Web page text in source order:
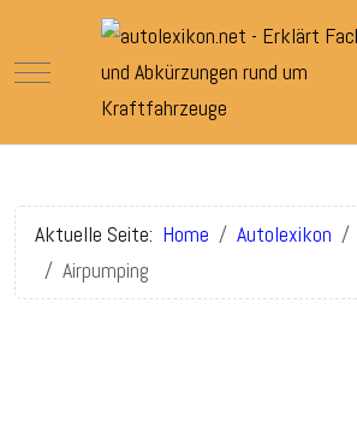
Mobile Menu Toggle
Aktuelle Seite: Home Autolexikon
Airpumping